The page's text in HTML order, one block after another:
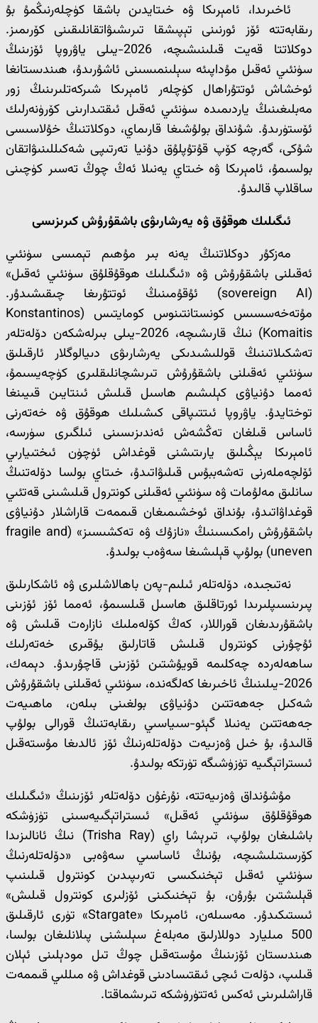
ئاخىرىدا، ئامېرىكا ۋە خىتايدىن باشقا كۈچلەرنىڭمۇ بۇ
رىقابەتتە ئۆز ئورنىنى تېپىشقا تىرىشىۋاتقانلىقىنى كۆرىمىز.
دوكلاتتا قەيت قىلىنىشىچە، 2026-يىلى ياۋروپا ئۆزىنىڭ
سۈنئىي ئەقىل مۇداپىئە سېلىنمىسىنى ئاشۇرىدۇ، ھىندىستانغا
ئوخشاش ئوتتۇراھال كۈچلەر ئامېرىكا شىركەتلىرىنىڭ زور
مەبلىغىنىڭ ياردىمىدە سۈنئىي ئەقىل ئىقتىدارىنى كۆرۈنەرلىك
ئۆستۈرىدۇ. شۇنداق بولۇشىغا قارىماي، دوكلاتنىڭ خۇلاسىسى
شۇكى، گەرچە كۆپ قۇتۇپلۇق دۇنيا تەرتىپى شەكىللىنىۋاتقان
بولسىمۇ، ئامېرىكا ۋە خىتاي يەنىلا ئەڭ چوڭ تەسىر كۈچىنى
ساقلاپ قالىدۇ.
ئىگىلىك ھوقۇق ۋە يەرشارىۋى باشقۇرۇش كىرىزىسى
مەزكۇر دوكلاتنىڭ يەنە بىر مۇھىم تېمىسى سۈنئىي
ئەقىلنى باشقۇرۇش ۋە «ئىگىلىك ھوقۇقلۇق سۈنئىي ئەقىل»
(sovereign AI) ئۇقۇمىنىڭ ئوتتۇرىغا چىقىشىدۇر.
مۇتەخەسسىس كونستانتىنوس كومايتىس (Konstantinos
Komaitis) نىڭ قارىشىچە، 2026-يىلى بىرلەشكەن دۆلەتلەر
تەشكىلاتىنىڭ قوللىشىدىكى يەرشارىۋى دىيالوگلار ئارقىلىق
سۈنئىي ئەقىلنى باشقۇرۇش تىرىشچانلىقلىرى كۈچەيسىمۇ،
ئەمما دۇنياۋى كېلىشىم ھاسىل قىلىش ئىنتايىن قىيىنغا
توختايدۇ. ياۋروپا ئىتتىپاقى كىشىلىك ھوقۇق ۋە خەتەرنى
ئاساس قىلغان تەڭشەش ئەندىزىسىنى ئىلگىرى سۈرسە،
ئامېرىكا يېڭىلىق يارىتىشنى قوغداش ئۈچۈن ئىختىيارىي
ئۆلچەملەرنى تەشەببۇس قىلىۋاتىدۇ، خىتاي بولسا دۆلەتنىڭ
سانلىق مەلۇمات ۋە سۈنئىي ئەقىلنى كونترول قىلىشىنى قەتئىي
قوغداۋاتىدۇ، بۇنداق ئوخشىمىغان قىممەت قاراشلار دۇنياۋى
باشقۇرۇش رامكىسىنىڭ «نازۇك ۋە تەكشىسىز» (fragile and
uneven) بولۇپ قېلىشىغا سەۋەب بولىدۇ.
نەتىجىدە، دۆلەتلەر ئىلىم-پەن باھالاشلىرى ۋە ئاشكارىلىق
پىرىنسىپلىرىدا ئورتاقلىق ھاسىل قىلسىمۇ، ئەمما ئۆز ئۆزىنى
باشقۇرىدىغان قوراللار، كەڭ كۆلەملىك نازارەت قىلىش ۋە
ئۇچۇرنى كونترول قىلىش قاتارلىق يۇقىرى خەتەرلىك
ساھەلەردە چەكلىمە قويۇشتىن ئۆزىنى قاچۇرىدۇ. دېمەك،
2026-يىلىنىڭ ئاخىرىغا كەلگەندە، سۈنئىي ئەقىلنى باشقۇرۇش
شەكىل جەھەتتىن دۇنياۋى بولغىنى بىلەن، ماھىيەت
جەھەتتىن يەنىلا گېئو-سىياسىي رىقابەتنىڭ قورالى بولۇپ
قالىدۇ، بۇ خىل ۋەزىيەت دۆلەتلەرنىڭ ئۆز ئالدىغا مۇستەقىل
ئىستراتېگىيە تۈزۈشىگە تۈرتكە بولىدۇ.
مۇشۇنداق ۋەزىيەتتە، نۇرغۇن دۆلەتلەر ئۆزىنىڭ «ئىگىلىك
ھوقۇقلۇق سۈنئىي ئەقىل» ئىستراتېگىيەسىنى تۈزۈشكە
باشلىغان بولۇپ، تىرېشا راي (Trisha Ray) نىڭ ئانالىزىدا
كۆرسىتىلىشىچە، بۇنىڭ ئاساسىي سەۋەبى «دۆلەتلەرنىڭ
سۈنئىي ئەقىل تېخنىكىسى تەرىپىدىن كونترول قىلىنىپ
قېلىشتىن بۇرۇن، بۇ تېخنىكىنى ئۆزلىرى كونترول قىلىش»
ئىستىكىدۇر. مەسىلەن، ئامېرىكا «Stargate» تۈرى ئارقىلىق
500 مىليارد دوللارلىق مەبلەغ سېلىشنى پىلانلىغان بولسا،
ھىندىستان ئۆزىنىڭ مۇستەقىل چوڭ تىل مودېلىنى ئېلان
قىلىپ، دۆلەت ئىچى ئىقتىسادىنى قوغداش ۋە مىللىي قىممەت
قاراشلىرىنى ئەكس ئەتتۈرۈشكە تىرىشماقتا.